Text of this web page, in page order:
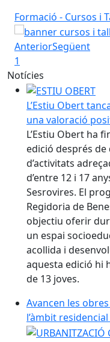
Formació - Cursos i
AnteriorSegüent
1
Notícies
L’Estiu Obert
una valoració
L’Estiu Obert ha
edició després
d’activitats
d’entre 12 i 17
Sesrovires. El
Regidoria de
objectiu oferir
un espai
acollida i
aquesta edició hi
de 13 joves.
Avancen les
l’àmbit